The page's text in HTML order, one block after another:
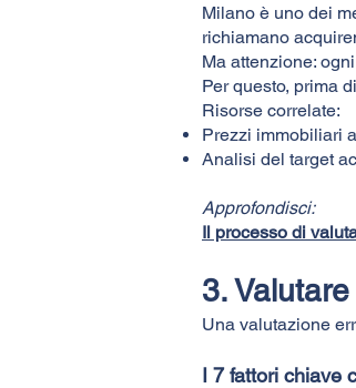
Milano è uno dei
richiamano
Ma attenzione:
Per questo, prima
Risorse correlate:
Prezzi immobiliari
Analisi del target
Approfondisci:
Il processo di
3.
Una valutazione
I 7 fattori chiave